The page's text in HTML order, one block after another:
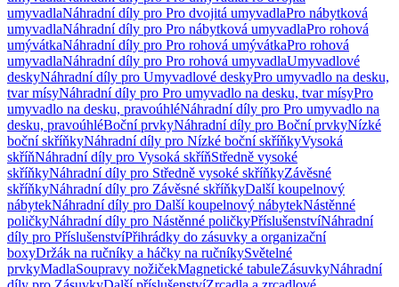
umyvadlaNáhradní díly pro Pro dvojitá umyvadlaPro nábytková
umyvadlaNáhradní díly pro Pro nábytková umyvadlaPro rohová
umývátkaNáhradní díly pro Pro rohová umývátkaPro rohová
umyvadlaNáhradní díly pro Pro rohová umyvadlaUmyvadlové
deskyNáhradní díly pro Umyvadlové deskyPro umyvadlo na desku,
tvar mísyNáhradní díly pro Pro umyvadlo na desku, tvar mísyPro
umyvadlo na desku, pravoúhléNáhradní díly pro Pro umyvadlo na
desku, pravoúhléBoční prvkyNáhradní díly pro Boční prvkyNízké
boční skříňkyNáhradní díly pro Nízké boční skříňkyVysoká
skříňNáhradní díly pro Vysoká skříňStředně vysoké
skříňkyNáhradní díly pro Středně vysoké skříňkyZávěsné
skříňkyNáhradní díly pro Závěsné skříňkyDalší koupelnový
nábytekNáhradní díly pro Další koupelnový nábytekNástěnné
poličkyNáhradní díly pro Nástěnné poličkyPříslušenstvíNáhradní
díly pro PříslušenstvíPřihrádky do zásuvky a organizační
boxyDržák na ručníky a háčky na ručníkySvětelné
prvkyMadlaSoupravy nožičekMagnetické tabuleZásuvkyNáhradní